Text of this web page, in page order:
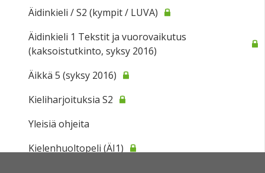
Äidinkieli / S2 (kympit / LUVA)
Äidinkieli 1 Tekstit ja vuorovaikutus
(kaksoistutkinto, syksy 2016)
Äikkä 5 (syksy 2016)
Kieliharjoituksia S2
Yleisiä ohjeita
Kielenhuoltopeli (ÄI1)